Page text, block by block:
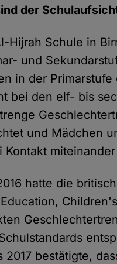
der
Hijrah Schule in
und
in der
bei den elf- bis
und Mädchen
Kontakt
hatte die
2017 bestätigte,